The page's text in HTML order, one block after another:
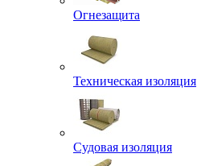
Огнезащита
Техническая изоляция
Судовая изоляция